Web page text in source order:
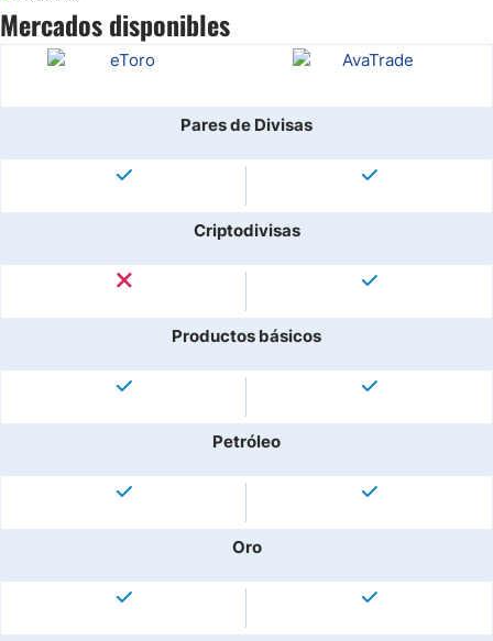
Mercados disponibles
Pares de Divisas
Criptodivisas
Productos básicos
Petróleo
Oro